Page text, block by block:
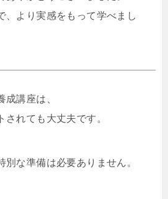
、より実感をもって学べまし
講座は、
されても大丈夫です。
な準備は必要ありません。